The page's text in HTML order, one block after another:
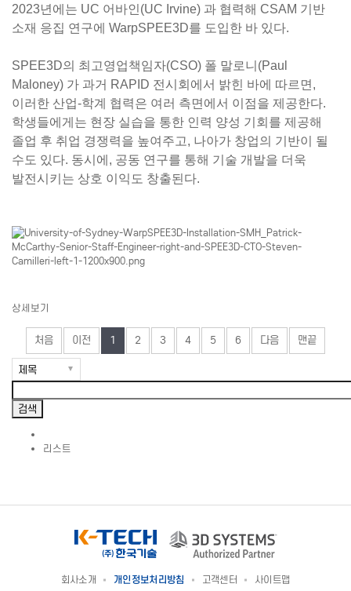
2023년에는 UC 어바인(UC Irvine) 과 협력해 CSAM 기반
소재 응집 연구에 WarpSPEE3D를 도입한 바 있다.
SPEE3D의 최고영업책임자(CSO) 폴 말로니(Paul
Maloney) 가 과거 RAPID 전시회에서 밝힌 바에 따르면,
이러한 산업-학계 협력은 여러 측면에서 이점을 제공한다.
학생들에게는 현장 실습을 통한 인력 양성 기회 를 제공해
졸업 후 취업 경쟁력을 높여주고, 나아가 창업의 기반이 될
수도 있다. 동시에, 공동 연구를 통해 기술 개발을 더욱
발전시키는 상호 이익도 창출된다.
상세보기
처음 이전 1 2 3 4 5 6 다음 맨끝
리스트
회사소개 개인정보처리방침 고객센터 사이트맵